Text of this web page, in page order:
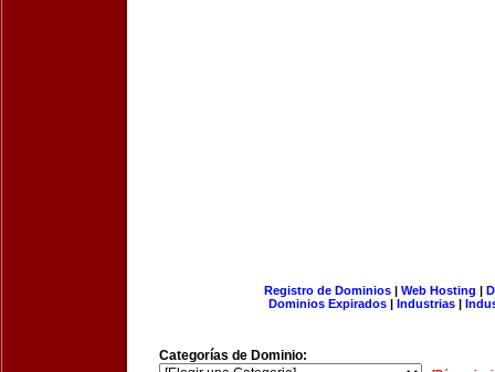
Registro de Dominios| Web Hosting |
Dominios Expirados | Industrias |
Categorías de Dominio: